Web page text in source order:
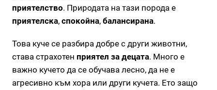
приятелство. Природата на тази порода е
приятелска, спокойна, балансирана.
Това куче се разбира добре с други животни,
става страхотен приятел за децата. Много е
важно кучето да се обучава лесно, да не е
агресивно към хора или други кучета. Ето защо